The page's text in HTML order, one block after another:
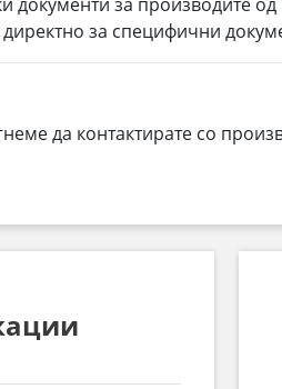
директно за специфични
да контактирате со